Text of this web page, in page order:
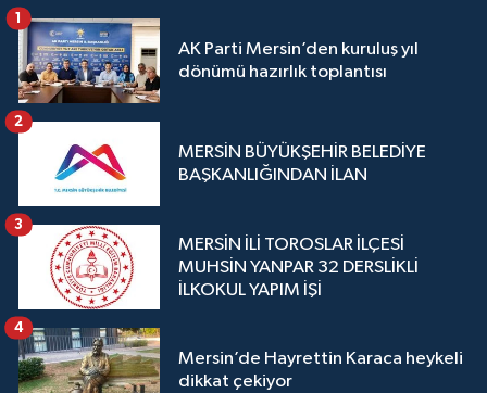
AK Parti Mersin’den kuruluş yıl
dönümü hazırlık toplantısı
1
MERSİN BÜYÜKŞEHİR BELEDİYE
BAŞKANLIĞINDAN İLAN
2
MERSİN İLİ TOROSLAR İLÇESİ
MUHSİN YANPAR 32 DERSLİKLİ
İLKOKUL YAPIM İŞİ
3
Mersin’de Hayrettin Karaca heykeli
dikkat çekiyor
4